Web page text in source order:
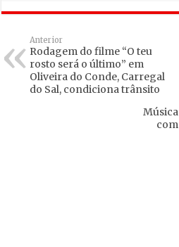
Anterior
Rodagem do filme “O teu
rosto será o último” em
Oliveira do Conde, Carregal
do Sal, condiciona trânsito